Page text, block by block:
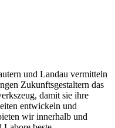
und Landau vermitteln
Zukunftsgestaltern das
damit sie ihre
entwickeln und
wir innerhalb und